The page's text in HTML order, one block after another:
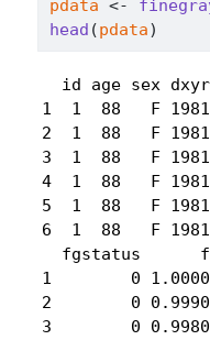
pdata <-
head (pdata)
id age sex
1  1  88   F
2  1  88   F
3  1  88   F
4  1  88   F
5  1  88   F
6  1  88   F
fgstatus
1        0
2        0
3        0